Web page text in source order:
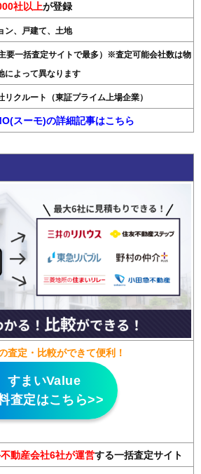
社以上が登録
ン、戸建て、土地
要一括査定サイトで最多）※査定可能会社数は物
によって異なります
リクルート（東証プライム上場企業）
スーモ)の詳細記事はこちら
査定・比較ができて便利！
すまいValue
査定はこちら>>
動産会社6社が運営する一括査定サイト